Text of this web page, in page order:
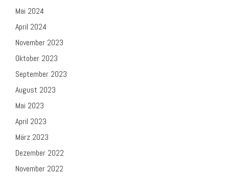
Mai 2024
April 2024
November 2023
Oktober 2023
September 2023
August 2023
Mai 2023
April 2023
März 2023
Dezember 2022
November 2022